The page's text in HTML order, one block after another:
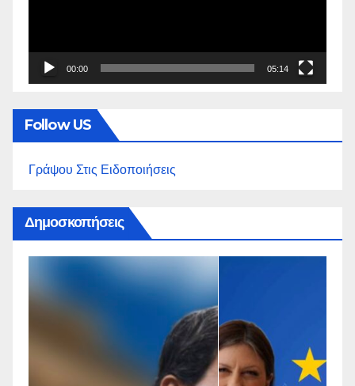
00:00 05:14
Follow US
Γράψου Στις Ειδοποιήσεις
Δημοσκοπήσεις